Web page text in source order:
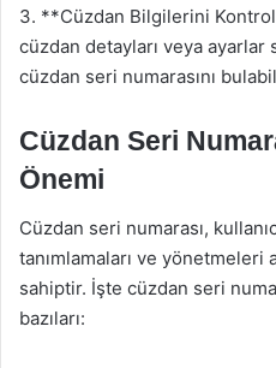
3. **Cüzdan Bilgilerini Kontrol
cüzdan detayları veya
cüzdan seri numarasını
Cüzdan Seri
Önemi
Cüzdan seri numarası,
tanımlamaları ve yönetmeleri
sahiptir. İşte cüzdan seri
bazıları: